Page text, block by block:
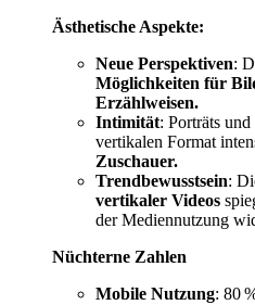
Ästhetische Aspekte:
Neue Perspektiven:
Möglichkeiten für
Erzählweisen.
Intimität: Porträts
vertikalen Format
Zuschauer.
Trendbewusstsein:
vertikaler Videos
der Mediennutzung
Nüchterne Zahlen
Mobile Nutzung: 80